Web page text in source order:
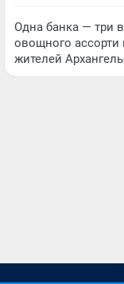
Одна банка — три
овощного ассорти
жителей